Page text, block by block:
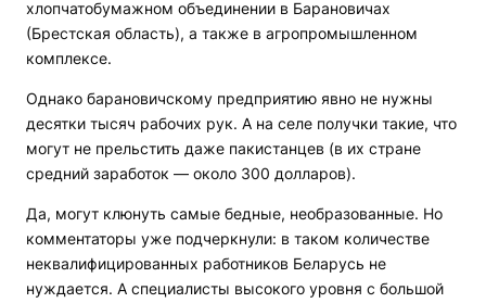
хлопчатобумажном объединении в Барановичах
(Брестская область), а также в агропромышленном
комплексе.
Однако барановичскому предприятию явно не нужны
десятки тысяч рабочих рук. А на селе получки такие, что
могут не прельстить даже пакистанцев (в их стране
средний заработок — около 300 долларов).
Да, могут клюнуть самые бедные, необразованные. Но
комментаторы уже подчеркнули: в таком количестве
неквалифицированных работников Беларусь не
нуждается. А специалисты высокого уровня с большой